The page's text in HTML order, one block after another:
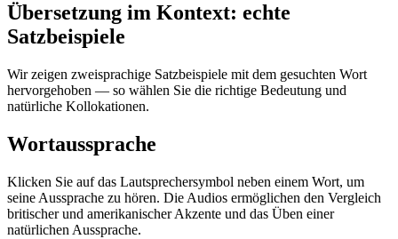
Übersetzung im Kontext: echte
Satzbeispiele
Wir zeigen zweisprachige Satzbeispiele mit dem gesuchten Wort
hervorgehoben — so wählen Sie die richtige Bedeutung und
natürliche Kollokationen.
Wortaussprache
Klicken Sie auf das Lautsprechersymbol neben einem Wort, um
seine Aussprache zu hören. Die Audios ermöglichen den Vergleich
britischer und amerikanischer Akzente und das Üben einer
natürlichen Aussprache.